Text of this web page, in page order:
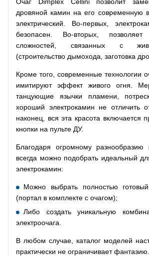
дровяной камин на его современную
электрический. Во-первых,
безопасен. Во-вторых,
сложностей, связанных с
(строительство дымохода, заготовка
Кроме того, современные технологии
имитируют эффект живого огня.
танцующие язычки пламени,
хороший электрокамин не отличить
наконец, вся эта красота включается
кнопки на пульте ДУ.
Благодаря огромному
всегда можно подобрать идеальный
электрокамин:
Можно выбрать полностью
(портал в комплекте с очагом);
Либо создать уникальную
электроочага.
В любом случае, каталог моделей
практически не ограничивает фантазию.